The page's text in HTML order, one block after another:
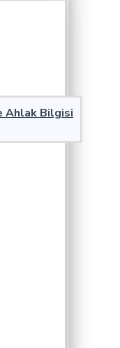
Ahlak Bilgisi